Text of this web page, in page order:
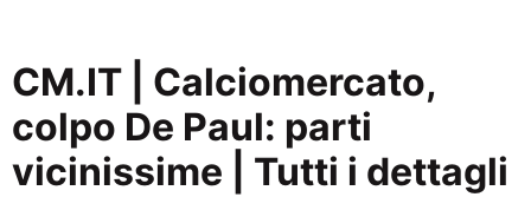
CM.IT | Calciomercato,
colpo De Paul: parti
vicinissime | Tutti i dettagli